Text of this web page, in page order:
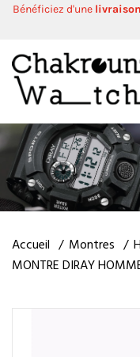
Bénéficiez d'une
Accueil Montres
MONTRE DIRAY